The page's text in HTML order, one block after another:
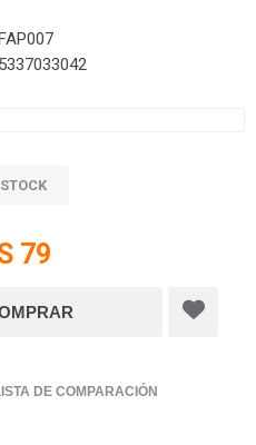
79
DE COMPARACIÓN